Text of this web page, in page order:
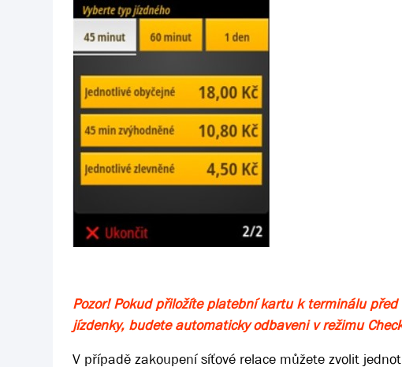
Pozor! Pokud přiložíte platební kartu k terminálu
jízdenky, budete automaticky odbaveni v režimu
V případě zakoupení síťové relace můžete zvolit